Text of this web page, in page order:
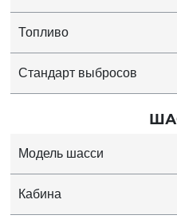
Топливо
Стандарт выбросов
Модель шасси
Кабина